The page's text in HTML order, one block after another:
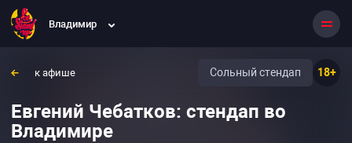
Владимир
к афише 18+
Сольный стендап
Евгений Чебатков: стендап во
Владимире